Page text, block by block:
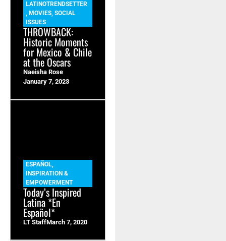
LATINOTRENDSETTER
, MOVIES, SOCIAL
ISSUES
THROWBACK:
Historic Moments
for Mexico & Chile
at the Oscars
Naeisha Rose
January 7, 2023
ESPAÑOL,
INSPIRATION &
EMPOWERMENT
Today’s Inspired
Latina *En
Español*
LT StaffMarch 7, 2020